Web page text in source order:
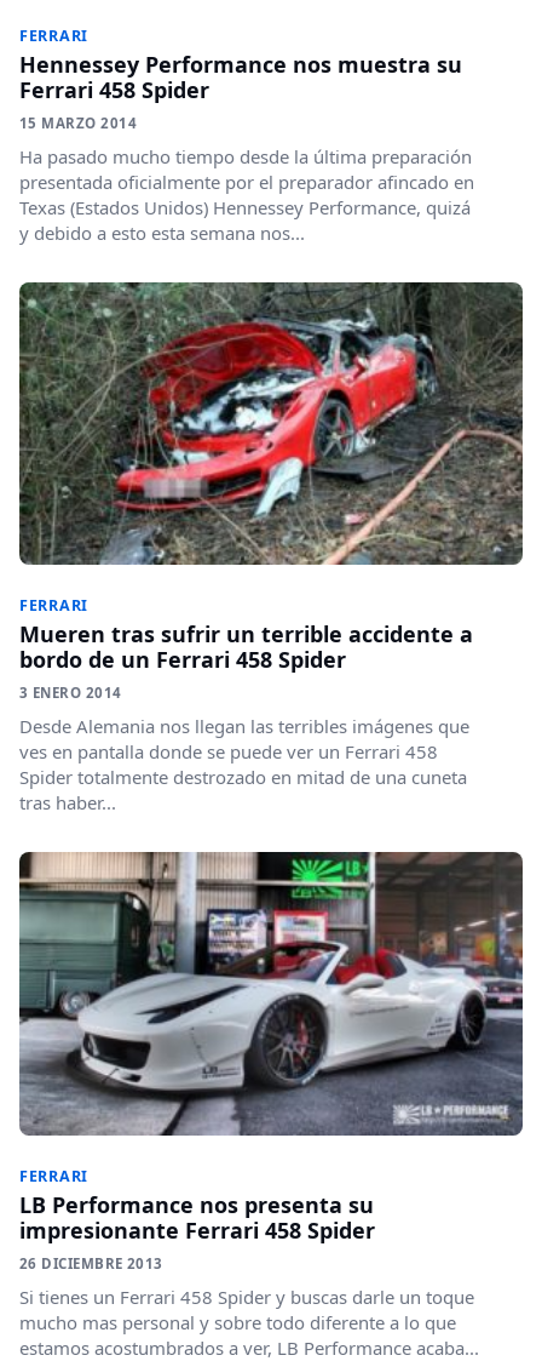
FERRARI
Hennessey Performance nos muestra su
Ferrari 458 Spider
15 MARZO 2014
Ha pasado mucho tiempo desde la última preparación
presentada oficialmente por el preparador afincado en
Texas (Estados Unidos) Hennessey Performance, quizá
y debido a esto esta semana nos...
FERRARI
Mueren tras sufrir un terrible accidente a
bordo de un Ferrari 458 Spider
3 ENERO 2014
Desde Alemania nos llegan las terribles imágenes que
ves en pantalla donde se puede ver un Ferrari 458
Spider totalmente destrozado en mitad de una cuneta
tras haber...
FERRARI
LB Performance nos presenta su
impresionante Ferrari 458 Spider
26 DICIEMBRE 2013
Si tienes un Ferrari 458 Spider y buscas darle un toque
mucho mas personal y sobre todo diferente a lo que
estamos acostumbrados a ver, LB Performance acaba...